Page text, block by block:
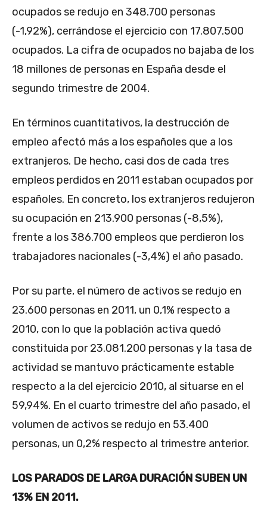
ocupados se redujo en 348.700 personas
(-1,92%), cerrándose el ejercicio con 17.807.500
ocupados. La cifra de ocupados no bajaba de los
18 millones de personas en España desde el
segundo trimestre de 2004.
En términos cuantitativos, la destrucción de
empleo afectó más a los españoles que a los
extranjeros. De hecho, casi dos de cada tres
empleos perdidos en 2011 estaban ocupados por
españoles. En concreto, los extranjeros redujeron
su ocupación en 213.900 personas (-8,5%),
frente a los 386.700 empleos que perdieron los
trabajadores nacionales (-3,4%) el año pasado.
Por su parte, el número de activos se redujo en
23.600 personas en 2011, un 0,1% respecto a
2010, con lo que la población activa quedó
constituida por 23.081.200 personas y la tasa de
actividad se mantuvo prácticamente estable
respecto a la del ejercicio 2010, al situarse en el
59,94%. En el cuarto trimestre del año pasado, el
volumen de activos se redujo en 53.400
personas, un 0,2% respecto al trimestre anterior.
LOS PARADOS DE LARGA DURACIÓN SUBEN UN
13% EN 2011.